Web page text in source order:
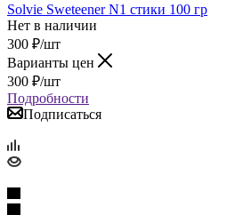
Solvie Sweteener N1 стики 100 гр
Нет в наличии
300 ₽/шт
Варианты цен
300 ₽/шт
Подробности
Подписаться